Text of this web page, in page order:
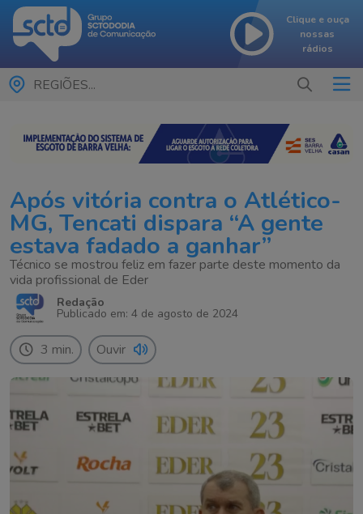
Clique e ouça
nossas
rádios
REGIÕES...
Após vitória contra o Atlético-
MG, Tencati dispara “A gente
estava fadado a ganhar”
Técnico se mostrou feliz em fazer parte deste momento da
vida profissional de Eder
Redação
Publicado em: 4 de agosto de 2024
3 min. Ouvir